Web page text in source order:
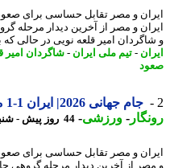
امیر قلعه نویی در حالی که با ...
- تیم ملی ایران - شاگردان امیر قلعه
جام جهانی 2026| ایران 1-1 مصر؛ «VAR» علیه امیر قلعه نویی
-ورزشی-44 روز پیش - شنبه 6 تیر 1405، 09:07
و مصر تقابل حساسی برای صعود از